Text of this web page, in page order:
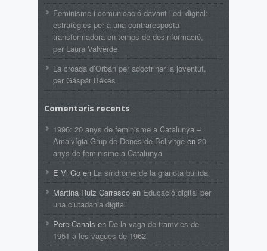
Feminisme i comunicació davant l’odi digital:
estratègies per a una contraresposta
transformadora en temps de desinformació,
per Laura Valverde
La croada d’Orbán per adoctrinar la joventut,
per Gáspár Békés
Comentaris recents
1996: 20 anys de feminisme a Catalunya –
Amalvígia Grup de Dones de Bellvitge en 20
anys de feminisme a Catalunya
E Vi Go en La síndrome de la granota bullida
Martina Ruiz Carrasco en Educació digital per
una ciutadania digital
Pere Canals en De la vaga de tramvies de
1951 a les vagues de 1962